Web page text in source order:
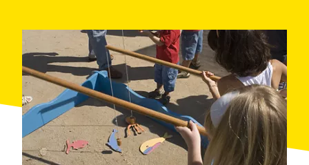
Weitere Informationen und das komplette
Veranstaltungsprogramm finden Sie auf der Webseite
der Gemeindeverwaltung.